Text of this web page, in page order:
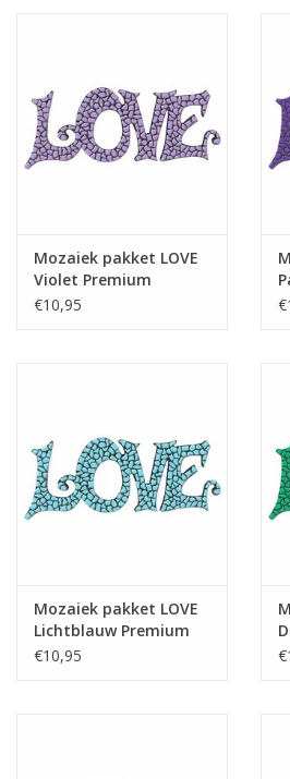
Werkbeschrijving
Van de mozaieksteentjes,
uiteraard ruim voldoende aanwezig.
bijgevoegd)
Mozaiek pakket LOVE
Violet Premium
€10,95
Mozaiek pakket LOVE
Lichtblauw Premium
€10,95